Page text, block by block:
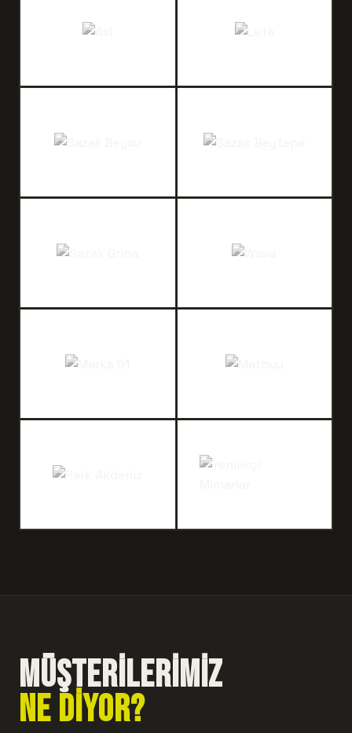
MÜŞTERİLERİMİZ
NE DİYOR?